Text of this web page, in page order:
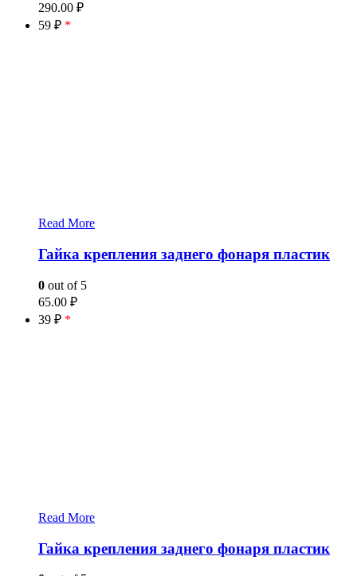
290.00 ₽
59 ₽ *
Read More
Гайка крепления заднего фонаря пластик
0 out of 5
65.00 ₽
39 ₽ *
Read More
Гайка крепления заднего фонаря пластик